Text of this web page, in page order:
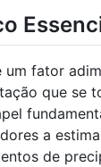
um fator
que se
a
de